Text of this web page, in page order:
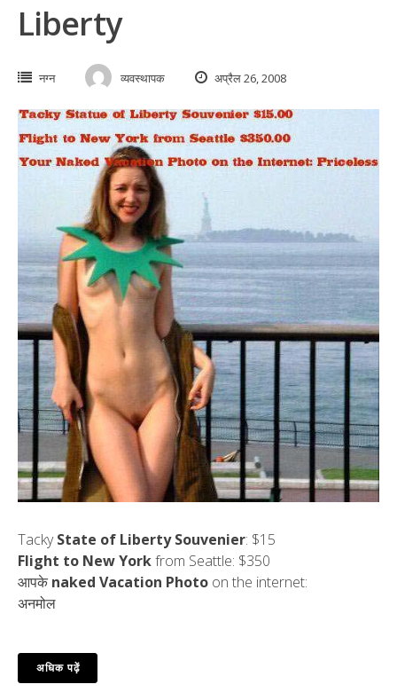
Liberty
नग्न व्यवस्थापक अप्रैल 26, 2008
TackyState of Liberty Souvenier: $15
Flight to New Yorkfrom Seattle: $350
आपके naked Vacation Photo on the internet:
अनमोल
अधिक पढ़ें